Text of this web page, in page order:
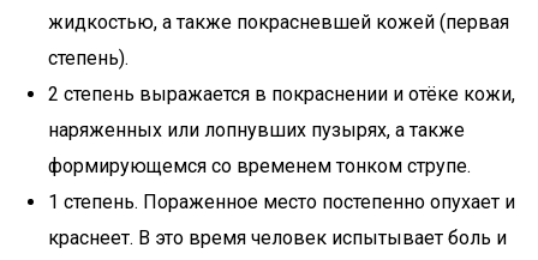
жидкостью, а также покрасневшей кожей (первая
степень).
2 степень выражается в покраснении и отёке кожи,
наряженных или лопнувших пузырях, а также
формирующемся со временем тонком струпе.
1 степень. Пораженное место постепенно опухает и
краснеет. В это время человек испытывает боль и